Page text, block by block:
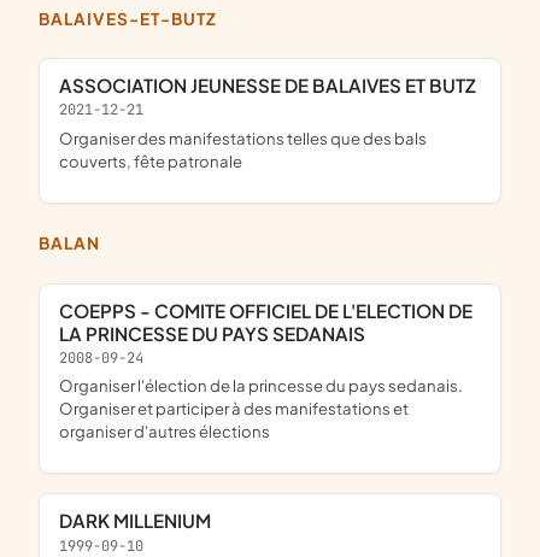
BALAIVES-ET-BUTZ
ASSOCIATION JEUNESSE DE BALAIVES ET BUTZ
2021-12-21
organiser des manifestations telles que des bals
couverts, fête patronale
BALAN
COEPPS - COMITE OFFICIEL DE L'ELECTION DE
LA PRINCESSE DU PAYS SEDANAIS
2008-09-24
organiser l'élection de la princesse du pays sedanais.
Organiser et participer à des manifestations et
organiser d'autres élections
DARK MILLENIUM
1999-09-10